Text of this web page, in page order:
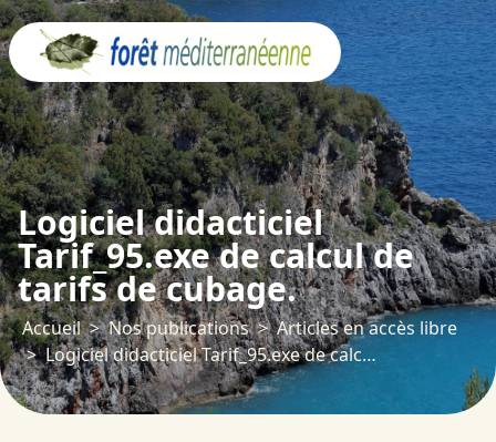
Logiciel didacticiel
Tarif_95.exe de calcul de
tarifs de cubage.
Accueil Nos publications
Articles en accès libre
Logiciel didacticiel Tarif_95.exe de calcul de tarifs de cubage.
Panneau de gestion des cookies